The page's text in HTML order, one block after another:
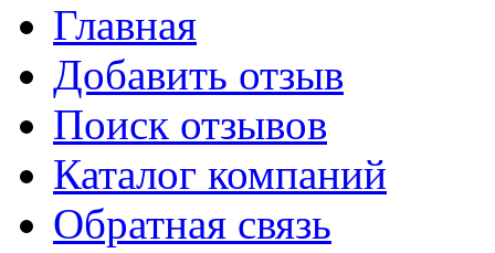
Главная
Добавить отзыв
Поиск отзывов
Каталог компаний
Обратная связь